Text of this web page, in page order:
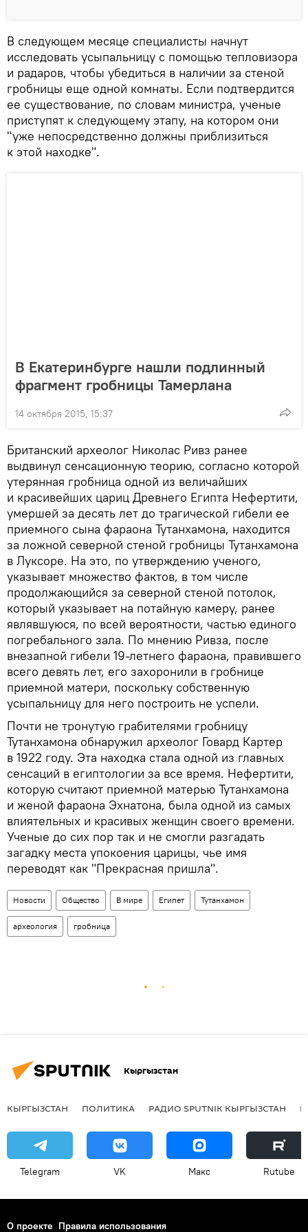
В следующем месяце специалисты начнут
исследовать усыпальницу с помощью тепловизора
и радаров, чтобы убедиться в наличии за стеной
гробницы еще одной комнаты. Если подтвердится
ее существование, по словам министра, ученые
приступят к следующему этапу, на котором они
"уже непосредственно должны приблизиться
к этой находке".
В Екатеринбурге нашли подлинный
фрагмент гробницы Тамерлана
14 октября 2015, 15:37
Британский археолог Николас Ривз ранее
выдвинул сенсационную теорию, согласно которой
утерянная гробница одной из величайших
и красивейших цариц Древнего Египта Нефертити,
умершей за десять лет до трагической гибели ее
приемного сына фараона Тутанхамона, находится
за ложной северной стеной гробницы Тутанхамона
в Луксоре. На это, по утверждению ученого,
указывает множество фактов, в том числе
продолжающийся за северной стеной потолок,
который указывает на потайную камеру, ранее
являвшуюся, по всей вероятности, частью единого
погребального зала. По мнению Ривза, после
внезапной гибели 19-летнего фараона, правившего
всего девять лет, его захоронили в гробнице
приемной матери, поскольку собственную
усыпальницу для него построить не успели.
Почти не тронутую грабителями гробницу
Тутанхамона обнаружил археолог Говард Картер
в 1922 году. Эта находка стала одной из главных
сенсаций в египтологии за все время. Нефертити,
которую считают приемной матерью Тутанхамона
и женой фараона Эхнатона, была одной из самых
влиятельных и красивых женщин своего времени.
Ученые до сих пор так и не смогли разгадать
загадку места упокоения царицы, чье имя
переводят как "Прекрасная пришла".
Новости Общество В мире Египет Тутанхамон
археология гробница
Кыргызстан
КЫРГЫЗСТАН ПОЛИТИКА РАДИО SPUTNIK КЫРГЫЗСТАН
Telegram VK Макс Rutube
О проекте Правила использования